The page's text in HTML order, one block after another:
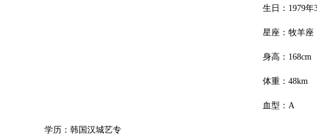
生日：1979年
星座：牧羊座
身高：168cm
体重：48km
血型：A
学历：韩国汉城艺专